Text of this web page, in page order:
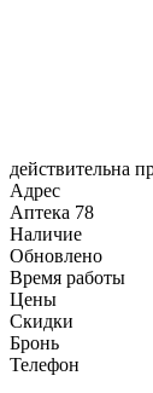
действительна
Адрес
Аптека 78
Наличие
Обновлено
Время работы
Цены
Скидки
Бронь
Телефон